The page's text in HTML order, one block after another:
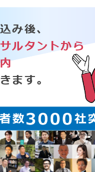
み後、
ルタントから
ます。